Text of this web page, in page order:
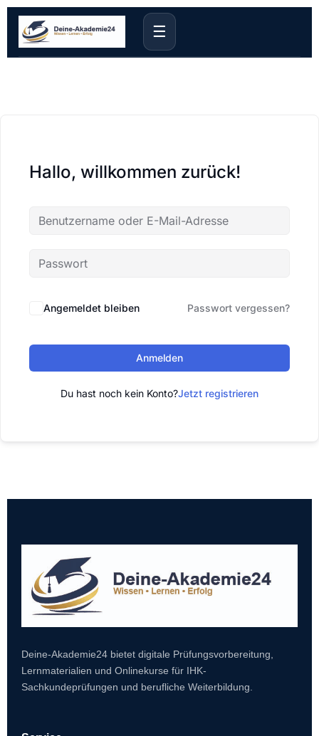
☰
Hallo, willkommen zurück!
Angemeldet bleiben Passwort vergessen?
Anmelden
Du hast noch kein Konto?Jetzt registrieren
Deine-Akademie24 bietet digitale Prüfungsvorbereitung,
Lernmaterialien und Onlinekurse für IHK-
Sachkundeprüfungen und berufliche Weiterbildung.